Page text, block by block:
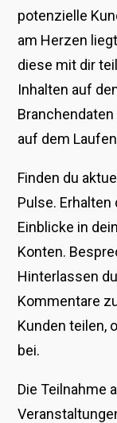
potenzielle
am Herzen
diese mit dir
Inhalten auf
auf dem
Finden du
Pulse.
Einblicke in
Konten.
Hinterlassen
Kommentare
Kunden teilen,
bei.
Die Teilnahme